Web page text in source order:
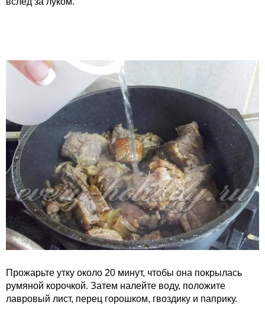
Прожарьте утку около 20 минут, чтобы она покрылась
румяной корочкой. Затем налейте воду, положите
лавровый лист, перец горошком, гвоздику и паприку.